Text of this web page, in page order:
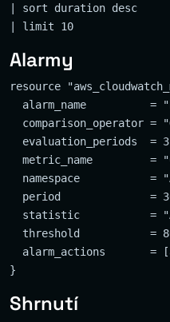
| sort duration desc
Alarmy
resource
alarm_name          =
comparison_operator =
  evaluation_periods  = 3
metric_name         =
namespace           =
period              =
statistic           =
threshold           =
alarm_actions       =
Shrnutí